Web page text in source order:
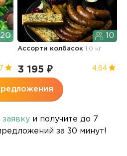
10
Ассорти колбасок1.0 кг
3 195 ₽ 4.64
и получите до 7
за 30 минут!